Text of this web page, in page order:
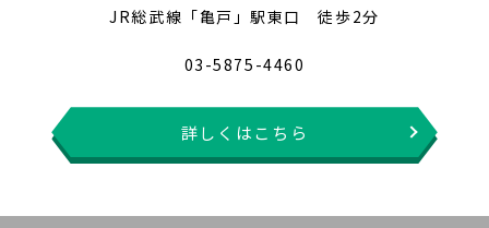
JR総武線「亀戸」駅東口 徒歩2分
03-5875-4460
詳しくはこちら